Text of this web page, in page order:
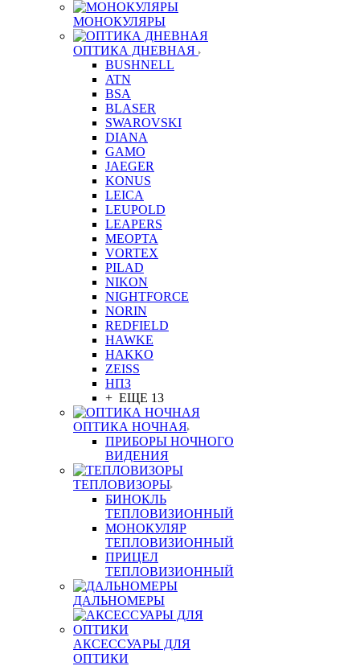
МОНОКУЛЯРЫ
ОПТИКА ДНЕВНАЯ
BUSHNELL
ATN
BSA
BLASER
SWAROVSKI
DIANA
GAMO
JAEGER
KONUS
LEICA
LEUPOLD
LEAPERS
MEOPTA
VORTEX
PILAD
NIKON
NIGHTFORCE
NORIN
REDFIELD
HAWKE
HAKKO
ZEISS
НПЗ
+ ЕЩЕ 13
ОПТИКА НОЧНАЯ
ПРИБОРЫ НОЧНОГО
ВИДЕНИЯ
ТЕПЛОВИЗОРЫ
БИНОКЛЬ
ТЕПЛОВИЗИОННЫЙ
МОНОКУЛЯР
ТЕПЛОВИЗИОННЫЙ
ПРИЦЕЛ
ТЕПЛОВИЗИОННЫЙ
ДАЛЬНОМЕРЫ
АКСЕССУАРЫ ДЛЯ
ОПТИКИ